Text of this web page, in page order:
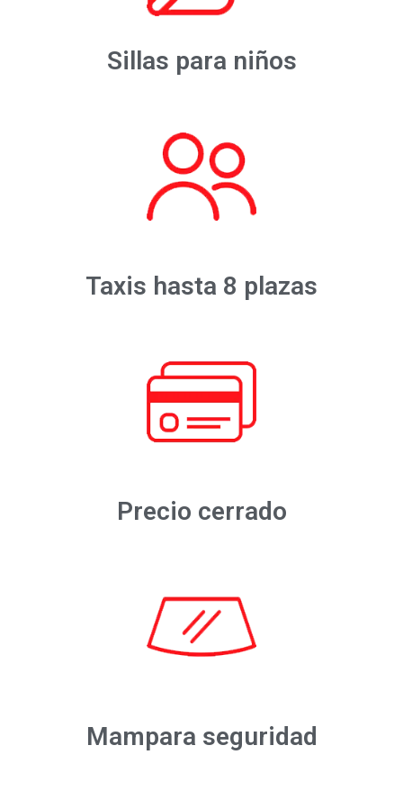
Sillas para niños
Taxis hasta 8 plazas
Precio cerrado
Mampara seguridad